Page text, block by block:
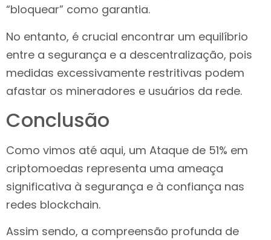
“bloquear” como garantia.
No entanto, é crucial encontrar um equilíbrio
entre a segurança e a descentralização, pois
medidas excessivamente restritivas podem
afastar os mineradores e usuários da rede.
Conclusão
Como vimos até aqui, um Ataque de 51% em
criptomoedas representa uma ameaça
significativa à segurança e à confiança nas
redes blockchain.
Assim sendo, a compreensão profunda de